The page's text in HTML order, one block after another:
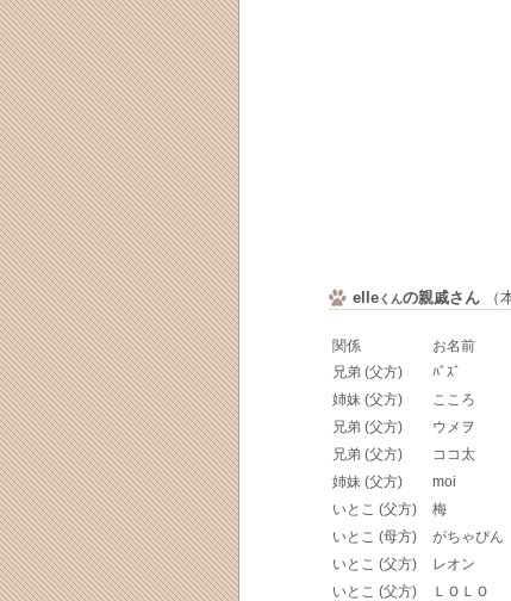
elleくんの親戚さん （
関係 お名前
兄弟 (父方)
ﾊﾞｽﾞ
姉妹 (父方) こころ
兄弟 (父方) ウメヲ
兄弟 (父方) ココ太
姉妹 (父方) moi
いとこ (父方) 梅
いとこ (母方) がちゃぴん
いとこ (父方) レオン
いとこ (父方) ＬＯＬＯ